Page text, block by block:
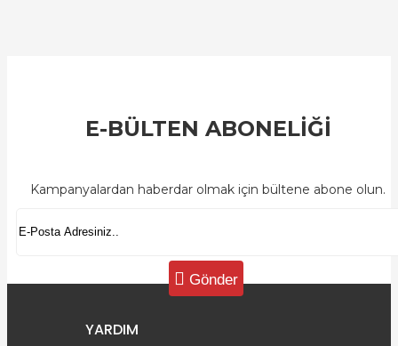
E-BÜLTEN ABONELİĞİ
Kampanyalardan haberdar olmak için bültene abone olun.
Gönder
YARDIM